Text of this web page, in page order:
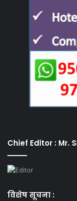
Chief Editor : Mr.
विशेष सूचना :